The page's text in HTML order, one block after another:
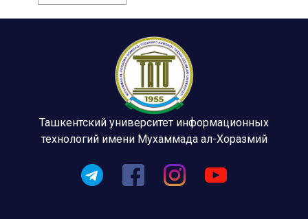
Ташкентский университет информационных
технологий имени Мухаммада ал-Хоразмий